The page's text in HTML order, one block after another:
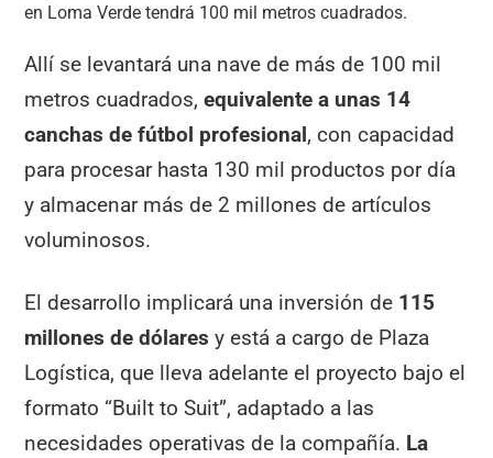
en Loma Verde tendrá 100 mil metros cuadrados.
Allí se levantará una nave de más de 100 mil
metros cuadrados,equivalente a unas 14
canchas de fútbol profesional, con capacidad
para procesar hasta 130 mil productos por día
y almacenar más de 2 millones de artículos
voluminosos.
El desarrollo implicará una inversión de 115
millones de dólares y está a cargo de Plaza
Logística, que lleva adelante el proyecto bajo el
formato “Built to Suit”, adaptado a las
necesidades operativas de la compañía. La